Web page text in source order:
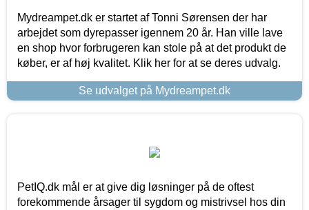
Mydreampet.dk er startet af Tonni Sørensen der har
arbejdet som dyrepasser igennem 20 år. Han ville lave
en shop hvor forbrugeren kan stole på at det produkt de
køber, er af høj kvalitet. Klik her for at se deres udvalg.
Se udvalget på Mydreampet.dk
PetIQ.dk mål er at give dig løsninger på de oftest
forekommende årsager til sygdom og mistrivsel hos din